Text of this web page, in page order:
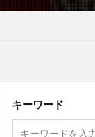
キーワード